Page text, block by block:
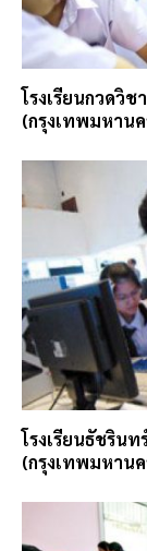
โรงเรียนกวดวิ
(กรุงเทพมหาน
โรงเรียนธัชริน
(กรุงเทพมหาน